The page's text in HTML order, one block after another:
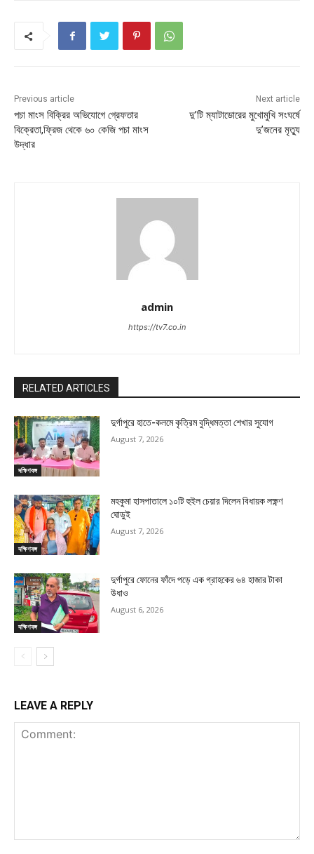
Previous article
পচা মাংস বিক্রির অভিযোগে গ্রেফতার
বিক্রেতা,ফ্রিজ থেকে ৬০ কেজি পচা মাংস
উদ্ধার
Next article
দু’টি ম্যাটাডোরের মুখোমুখি সংঘর্ষে
দু’জনের মৃত্যু
admin
https://tv7.co.in
RELATED ARTICLES
দক্ষিণবঙ্গ
দুর্গাপুরে হাতে-কলমে কৃত্রিম বুদ্ধিমত্তা শেখার সুযোগ
August 7, 2026
দক্ষিণবঙ্গ
মহকুমা হাসপাতালে ১০টি হুইল চেয়ার দিলেন বিধায়ক লক্ষ্ণণ
ঘোড়ুই
August 7, 2026
দক্ষিণবঙ্গ
দুর্গাপুরে ফোনের ফাঁদে পড়ে এক গ্রাহকের ৬৪ হাজার টাকা
উধাও
August 6, 2026
LEAVE A REPLY